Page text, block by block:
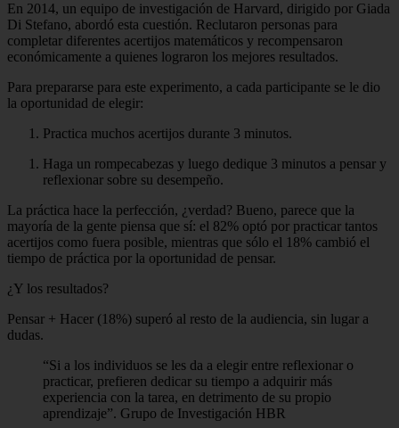
En 2014, un equipo de investigación de Harvard, dirigido por Giada
Di Stefano, abordó esta cuestión. Reclutaron personas para
completar diferentes acertijos matemáticos y recompensaron
económicamente a quienes lograron los mejores resultados.
Para prepararse para este experimento, a cada participante se le dio
la oportunidad de elegir:
Practica muchos acertijos durante 3 minutos.
Haga un rompecabezas y luego dedique 3 minutos a pensar y
reflexionar sobre su desempeño.
La práctica hace la perfección, ¿verdad? Bueno, parece que la
mayoría de la gente piensa que sí: el 82% optó por practicar tantos
acertijos como fuera posible, mientras que sólo el 18% cambió el
tiempo de práctica por la oportunidad de pensar.
¿Y los resultados?
Pensar + Hacer (18%) superó al resto de la audiencia, sin lugar a
dudas.
“Si a los individuos se les da a elegir entre reflexionar o
practicar, prefieren dedicar su tiempo a adquirir más
experiencia con la tarea, en detrimento de su propio
aprendizaje”. Grupo de Investigación HBR